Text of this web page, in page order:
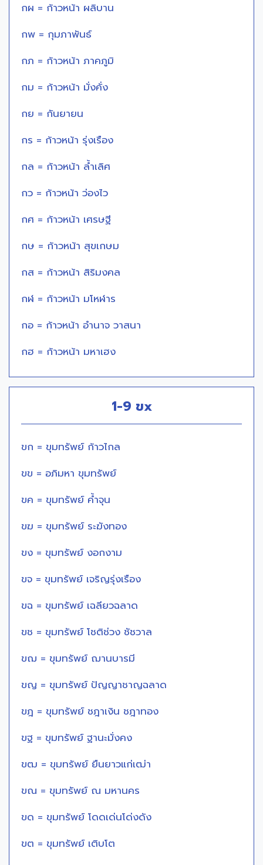
กผ = ก้าวหน้า ผลิบาน
กพ = กุมภาพันธ์
กภ = ก้าวหน้า ภาคภูมิ
กม = ก้าวหน้า มั่งคั่ง
กย = กันยายน
กร = ก้าวหน้า รุ่งเรือง
กล = ก้าวหน้า ล้ำเลิศ
กว = ก้าวหน้า ว่องไว
กศ = ก้าวหน้า เศรษฐี
กษ = ก้าวหน้า สุขเกษม
กส = ก้าวหน้า สิริมงคล
กฬ = ก้าวหน้า มโหฬาร
กอ = ก้าวหน้า อำนาจ วาสนา
กฮ = ก้าวหน้า มหาเฮง
1-9 ขx
ขก = ขุมทรัพย์ ก้าวไกล
ขข = อภิมหา ขุมทรัพย์
ขค = ขุมทรัพย์ ค้ำจุน
ขฆ = ขุมทรัพย์ ระฆังทอง
ขง = ขุมทรัพย์ งอกงาม
ขจ = ขุมทรัพย์ เจริญรุ่งเรือง
ขฉ = ขุมทรัพย์ เฉลียวฉลาด
ขช = ขุมทรัพย์ โชติช่วง ชัชวาล
ขฌ = ขุมทรัพย์ ฌานบารมี
ขญ = ขุมทรัพย์ ปัญญาชาญฉลาด
ขฎ = ขุมทรัพย์ ชฎาเงิน ชฎาทอง
ขฐ = ขุมทรัพย์ ฐานะมั่งคง
ขฒ = ขุมทรัพย์ ยืนยาวแก่เฒ่า
ขณ = ขุมทรัพย์ ณ มหานคร
ขด = ขุมทรัพย์ โดดเด่นโด่งดัง
ขต = ขุมทรัพย์ เติบโต